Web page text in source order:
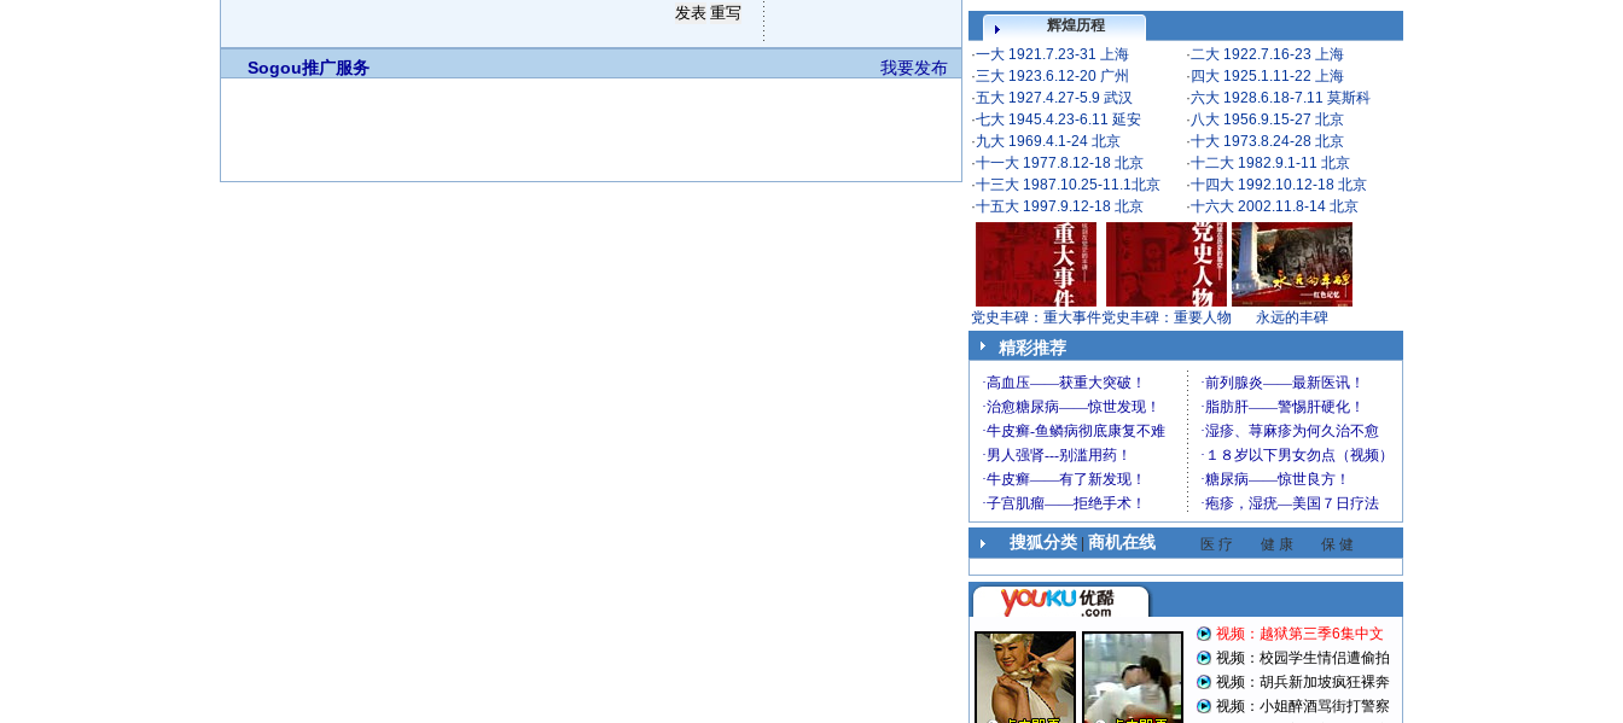
我要发布
Sogou推广服务
辉煌历程
·一大 1921.7.23-31 上海 ·二大 1922.7.16-23 上海
·三大 1923.6.12-20 广州 · 四大 1925.1.11-22 上海
·五大 1927.4.27-5.9 武汉 ·六大 1928.6.18-7.11 莫斯科
·七大 1945.4.23-6.11 延安 ·八大 1956.9.15-27 北京
·九大 1969.4.1-24 北京 ·十大 1973.8.24-28 北京
·十一大 1977.8.12-18 北京 ·十二大 1982.9.1-11 北京
·十三大 1987.10.25-11.1北京 ·十四大 1992.10.12-18 北京
·十五大 1997.9.12-18 北京 ·十六大 2002.11.8-14 北京
党史丰碑：重大事件党史丰碑：重要人物 永远的丰碑
精彩推荐
搜狐分类| 商机在线 医 疗 健 康 保 健
视频：越狱第三季6集中文
视频：校园学生情侣遭偷拍
视频：胡兵新加坡疯狂裸奔
视频：小姐醉酒骂街打警察